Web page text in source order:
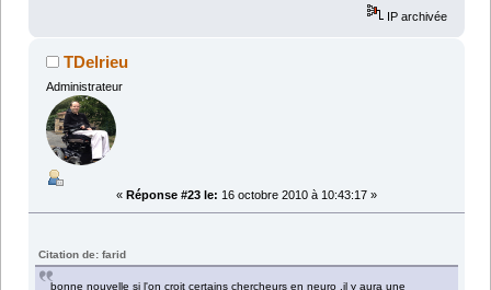
IP archivée
TDelrieu
Administrateur
« Réponse #23 le: 16 octobre 2010 à 10:43:17 »
Citation de: farid
bonne nouvelle si l'on croit certains chercheurs en neuro ,il y aura une